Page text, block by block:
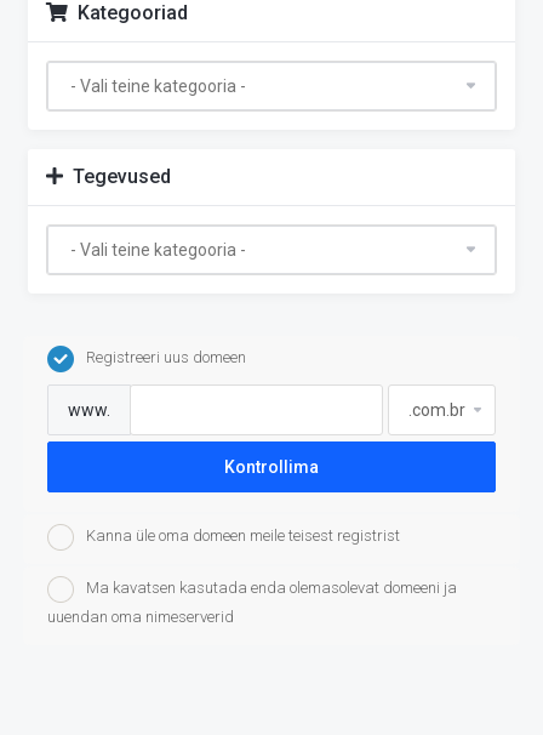
Kategooriad
Tegevused
Registreeri uus domeen
www.
Kontrollima
Kanna üle oma domeen meile teisest registrist
Ma kavatsen kasutada enda olemasolevat domeeni ja
uuendan oma nimeserverid